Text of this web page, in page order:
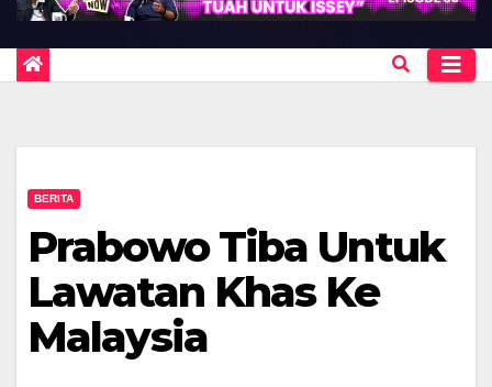
BERITA
Prabowo Tiba Untuk
Lawatan Khas Ke
Malaysia